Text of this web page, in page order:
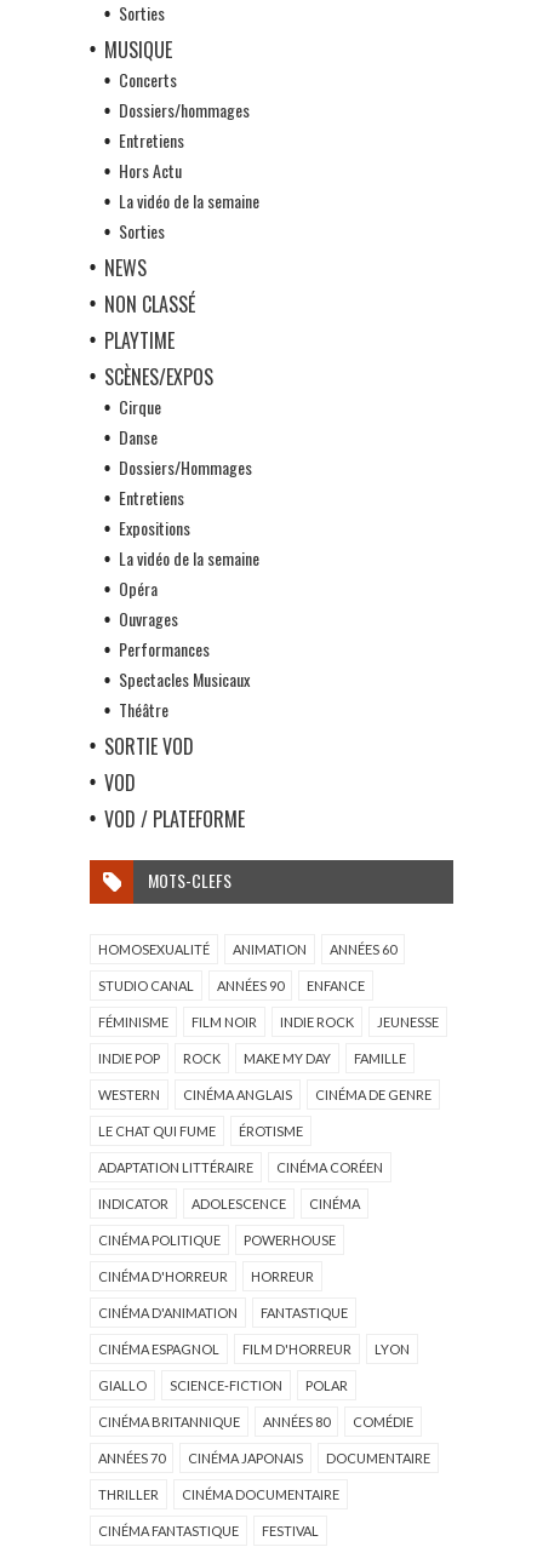
Sorties
MUSIQUE
Concerts
Dossiers/hommages
Entretiens
Hors Actu
La vidéo de la semaine
Sorties
NEWS
NON CLASSÉ
PLAYTIME
SCÈNES/EXPOS
Cirque
Danse
Dossiers/Hommages
Entretiens
Expositions
La vidéo de la semaine
Opéra
Ouvrages
Performances
Spectacles Musicaux
Théâtre
SORTIE VOD
VOD
VOD / PLATEFORME
MOTS-CLEFS
HOMOSEXUALITÉ ANIMATION ANNÉES 60
STUDIO CANAL ANNÉES 90 ENFANCE
FÉMINISME FILM NOIR INDIE ROCK JEUNESSE
INDIE POP ROCK MAKE MY DAY FAMILLE
WESTERN CINÉMA ANGLAIS CINÉMA DE GENRE
LE CHAT QUI FUME ÉROTISME
ADAPTATION LITTÉRAIRE CINÉMA CORÉEN
INDICATOR ADOLESCENCE CINÉMA
CINÉMA POLITIQUE POWERHOUSE
CINÉMA D'HORREUR HORREUR
CINÉMA D'ANIMATION FANTASTIQUE
CINÉMA ESPAGNOL FILM D'HORREUR LYON
GIALLO SCIENCE-FICTION POLAR
CINÉMA BRITANNIQUE ANNÉES 80 COMÉDIE
ANNÉES 70 CINÉMA JAPONAIS DOCUMENTAIRE
THRILLER CINÉMA DOCUMENTAIRE
CINÉMA FANTASTIQUE FESTIVAL